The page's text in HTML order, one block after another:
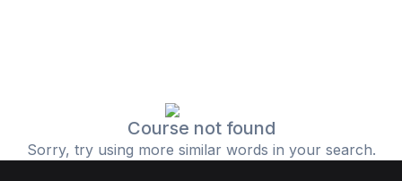
Course not found
Sorry, try using more similar words in your search.